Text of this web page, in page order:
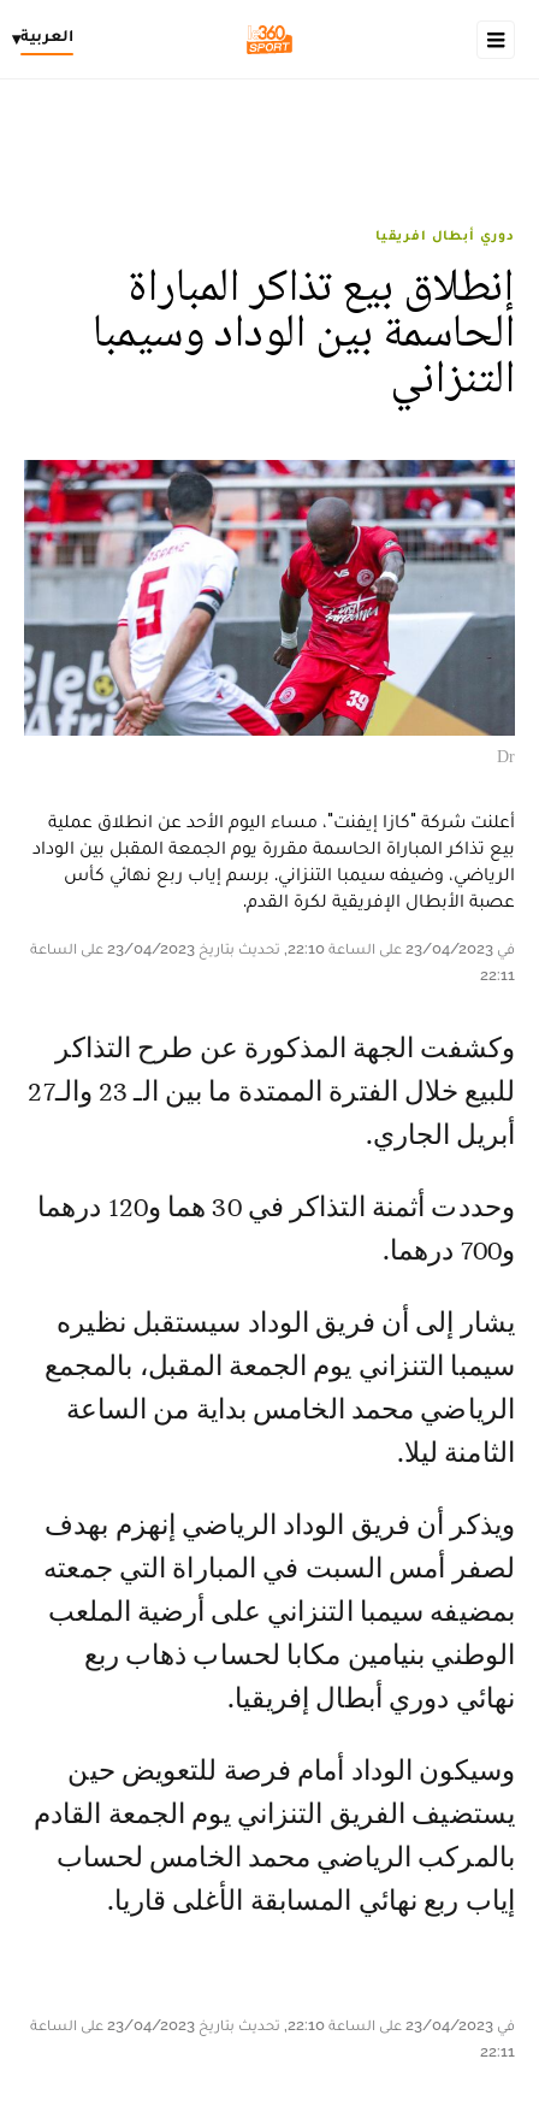
العربية▾
دوري أبطال افريقيا
إنطلاق بيع تذاكر المباراة
الحاسمة بين الوداد وسيمبا
التنزاني
Dr
أعلنت شركة "كازا إيفنت"، مساء اليوم الأحد عن انطلاق عملية
بيع تذاكر المباراة الحاسمة مقررة يوم الجمعة المقبل بين الوداد
الرياضي، وضيفه سيمبا التنزاني. برسم إياب ربع نهائي كأس
عصبة الأبطال الإفريقية لكرة القدم.
في 23/04/2023 على الساعة 22:10, تحديث بتاريخ 23/04/2023 على الساعة
22:11
وكشفت الجهة المذكورة عن طرح التذاكر
للبيع خلال الفترة الممتدة ما بين الـ 23 والـ27
أبريل الجاري.
وحددت أثمنة التذاكر في 30 هما و120 درهما
و700 درهما.
يشار إلى أن فريق الوداد سيستقبل نظيره
سيمبا التنزاني يوم الجمعة المقبل، بالمجمع
الرياضي محمد الخامس بداية من الساعة
الثامنة ليلا.
ويذكر أن فريق الوداد الرياضي إنهزم بهدف
لصفر أمس السبت في المباراة التي جمعته
بمضيفه سيمبا التنزاني على أرضية الملعب
الوطني بنيامين مكابا لحساب ذهاب ربع
نهائي دوري أبطال إفريقيا.
وسيكون الوداد أمام فرصة للتعويض حين
يستضيف الفريق التنزاني يوم الجمعة القادم
بالمركب الرياضي محمد الخامس لحساب
إياب ربع نهائي المسابقة الأغلى قاريا.
في 23/04/2023 على الساعة 22:10, تحديث بتاريخ 23/04/2023 على الساعة
22:11